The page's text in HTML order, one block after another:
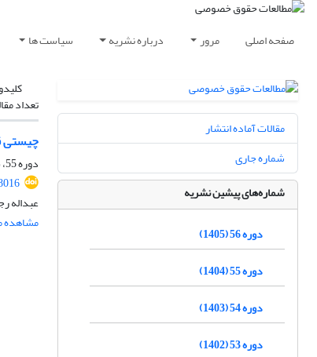
صفحه اصلی مرور درباره نشریه سیاست ها
تعداد
چیستی
دوره 55، شماره 4، زمستان 1404، صفحه
عبداله
مشاهده
مقالات آماده انتشار
شماره جاری
شماره‌های پیشین نشریه
دوره 56 (1405)
دوره 55 (1404)
دوره 54 (1403)
دوره 53 (1402)